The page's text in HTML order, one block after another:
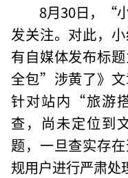
8月30日，“
发关注。对此，
有自媒体发布标
全包”涉黄了》文
针对站内“旅游
查，尚未定位到
题，一旦查实存
规用户进行严肃处